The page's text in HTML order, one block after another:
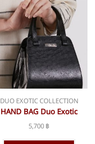
DUO EXOTIC COLLECTION
HAND BAG Duo Exotic
Collection bsn-356 Small
5,700 ฿